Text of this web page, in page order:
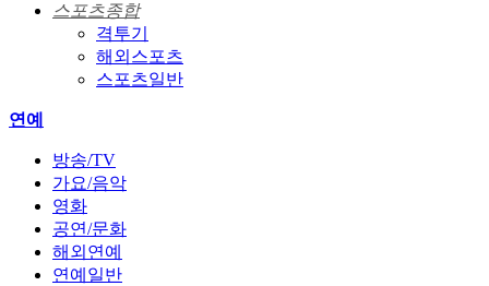
스포츠종합
격투기
해외스포츠
스포츠일반
연예
방송/TV
가요/음악
영화
공연/문화
해외연예
연예일반